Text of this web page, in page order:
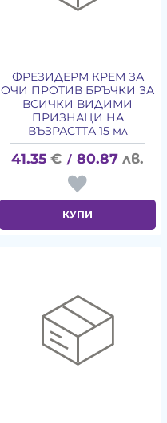
ФРЕЗИДЕРМ КРЕМ ЗА
ОЧИ ПРОТИВ БРЪЧКИ ЗА
ВСИЧКИ ВИДИМИ
ПРИЗНАЦИ НА
ВЪЗРАСТТА 15 мл
41.35 € / 80.87 лв.
КУПИ